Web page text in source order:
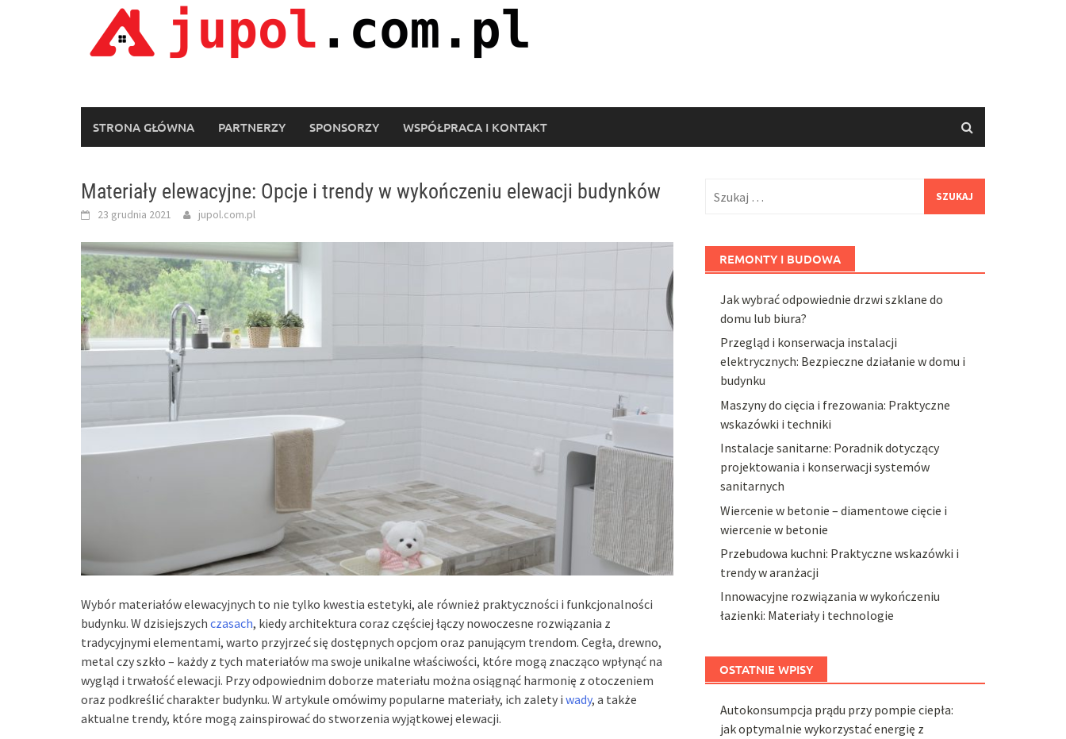
STRONA GŁÓWNA PARTNERZY SPONSORZY WSPÓŁPRACA I KONTAKT
Materiały elewacyjne: Opcje i trendy w wykończeniu elewacji budynków
23 grudnia 2021 jupol.com.pl
Wybór materiałów elewacyjnych to nie tylko kwestia estetyki, ale również praktyczności i funkcjonalności
budynku. W dzisiejszych czasach, kiedy architektura coraz częściej łączy nowoczesne rozwiązania z
tradycyjnymi elementami, warto przyjrzeć się dostępnych opcjom oraz panującym trendom. Cegła, drewno,
metal czy szkło – każdy z tych materiałów ma swoje unikalne właściwości, które mogą znacząco wpłynąć na
wygląd i trwałość elewacji. Przy odpowiednim doborze materiału można osiągnąć harmonię z otoczeniem
oraz podkreślić charakter budynku. W artykule omówimy popularne materiały, ich zalety i wady, a także
aktualne trendy, które mogą zainspirować do stworzenia wyjątkowej elewacji.
REMONTY I BUDOWA
Jak wybrać odpowiednie drzwi szklane do
domu lub biura?
Przegląd i konserwacja instalacji
elektrycznych: Bezpieczne działanie w domu i
budynku
Maszyny do cięcia i frezowania: Praktyczne
wskazówki i techniki
Instalacje sanitarne: Poradnik dotyczący
projektowania i konserwacji systemów
sanitarnych
Wiercenie w betonie – diamentowe cięcie i
wiercenie w betonie
Przebudowa kuchni: Praktyczne wskazówki i
trendy w aranżacji
Innowacyjne rozwiązania w wykończeniu
łazienki: Materiały i technologie
OSTATNIE WPISY
Autokonsumpcja prądu przy pompie ciepła:
jak optymalnie wykorzystać energię z